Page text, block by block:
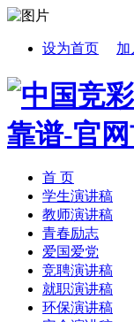
设为首页 加
首 页
学生演讲稿
教师演讲稿
青春励志
爱国爱党
竞聘演讲稿
就职演讲稿
环保演讲稿